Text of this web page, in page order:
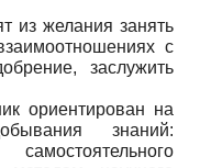
из желания занять
с
заслужить
ориентирован на
знаний: